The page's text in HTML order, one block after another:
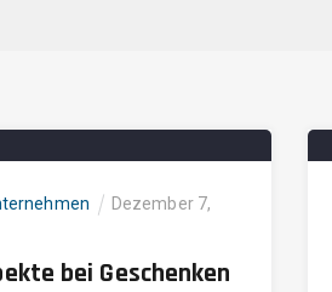
Dezember 7,
bei Geschenken